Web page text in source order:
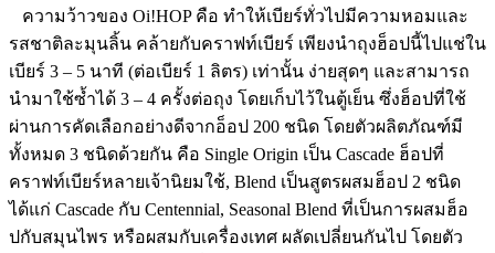
ความว้าวของ Oi!HOP คือ ทำให้เบียร์ทั่วไปมีความหอมและ
รสชาติละมุนลิ้น คล้ายกับคราฟท์เบียร์ เพียงนำถุงฮ็อปนี้ไปแช่ใน
เบียร์ 3 – 5 นาที (ต่อเบียร์ 1 ลิตร) เท่านั้น ง่ายสุดๆ และสามารถ
นำมาใช้ซ้ำได้ 3 – 4 ครั้งต่อถุง โดยเก็บไว้ในตู้เย็น ซึ่งฮ็อปที่ใช้
ผ่านการคัดเลือกอย่างดีจากอ็อป 200 ชนิด โดยตัวผลิตภัณฑ์มี
ทั้งหมด 3 ชนิดด้วยกัน คือ Single Origin เป็น Cascade ฮ็อปที่
คราฟท์เบียร์หลายเจ้านิยมใช้, Blend เป็นสูตรผสมฮ็อป 2 ชนิด
ได้แก่ Cascade กับ Centennial, Seasonal Blend ที่เป็นการผสมฮ็อ
ปกับสมุนไพร หรือผสมกับเครื่องเทศ ผลัดเปลี่ยนกันไป โดยตัว